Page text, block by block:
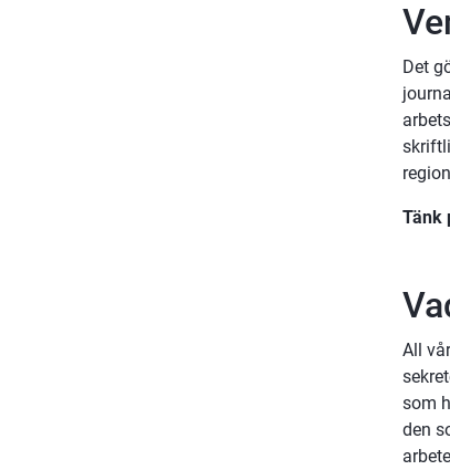
Det
Tänk
All
som
den